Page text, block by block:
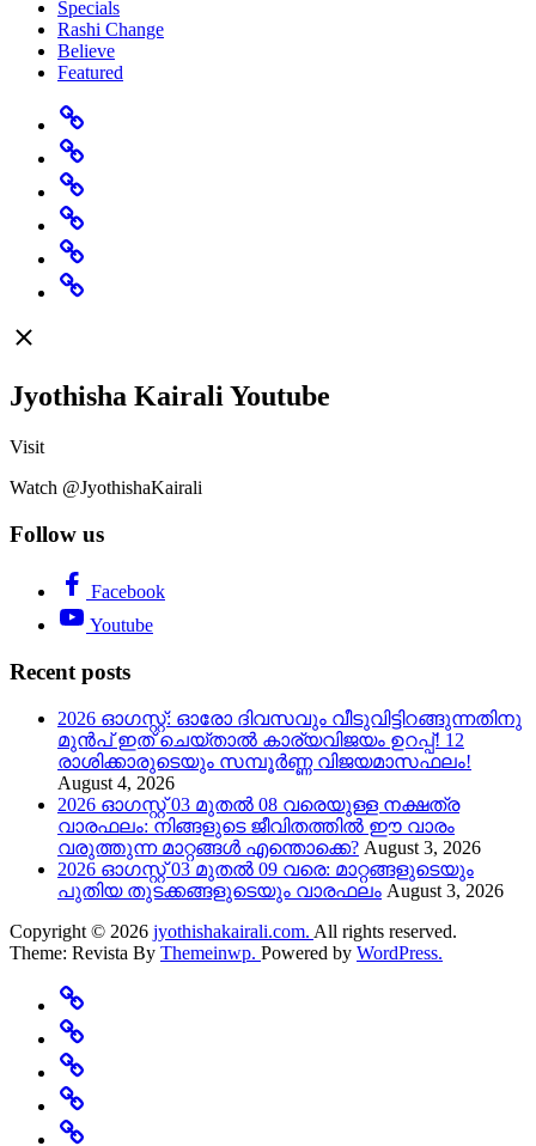
Specials
Rashi Change
Believe
Featured
Home
Predictions
Specials
Rashi
Change
Believe
Featured
Jyothisha Kairali Youtube
Visit
Watch @JyothishaKairali
Follow us
Facebook
Youtube
Recent posts
2026 ഓഗസ്റ്റ്: ഓരോ ദിവസവും വീടുവിട്ടിറങ്ങുന്നതിനു
മുൻപ് ഇത് ചെയ്താൽ കാര്യവിജയം ഉറപ്പ്! 12
രാശിക്കാരുടെയും സമ്പൂർണ്ണ വിജയമാസഫലം!
August 4, 2026
2026 ഓഗസ്റ്റ് 03 മുതൽ 08 വരെയുള്ള നക്ഷത്ര
വാരഫലം: നിങ്ങളുടെ ജീവിതത്തിൽ ഈ വാരം
വരുത്തുന്ന മാറ്റങ്ങൾ എന്തൊക്കെ? August 3, 2026
2026 ഓഗസ്റ്റ് 03 മുതൽ 09 വരെ: മാറ്റങ്ങളുടെയും
പുതിയ തുടക്കങ്ങളുടെയും വാരഫലം August 3, 2026
Copyright © 2026 jyothishakairali.com. All rights reserved.
Theme: Revista By Themeinwp. Powered by WordPress.
Home
Predictions
Specials
Rashi
Change
Believe